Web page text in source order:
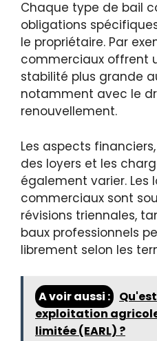
Chaque type de bail
obligations
le propriétaire. Par
commerciaux offrent
stabilité plus grande
notamment avec le
renouvellement.
Les aspects
des loyers et les
également varier. Les
commerciaux sont
révisions triennales,
baux professionnels
librement selon les
A voir aussi :
exploitation
limitée (EARL) ?